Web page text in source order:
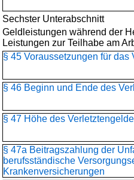
Sechster Unterabschnitt
Geldleistungen während der
Leistungen zur Teilhabe am
§ 45 Voraussetzungen für das
§ 46 Beginn und Ende des
§ 47 Höhe des
§ 47a Beitragszahlung der
berufsständische
Krankenversicherungen